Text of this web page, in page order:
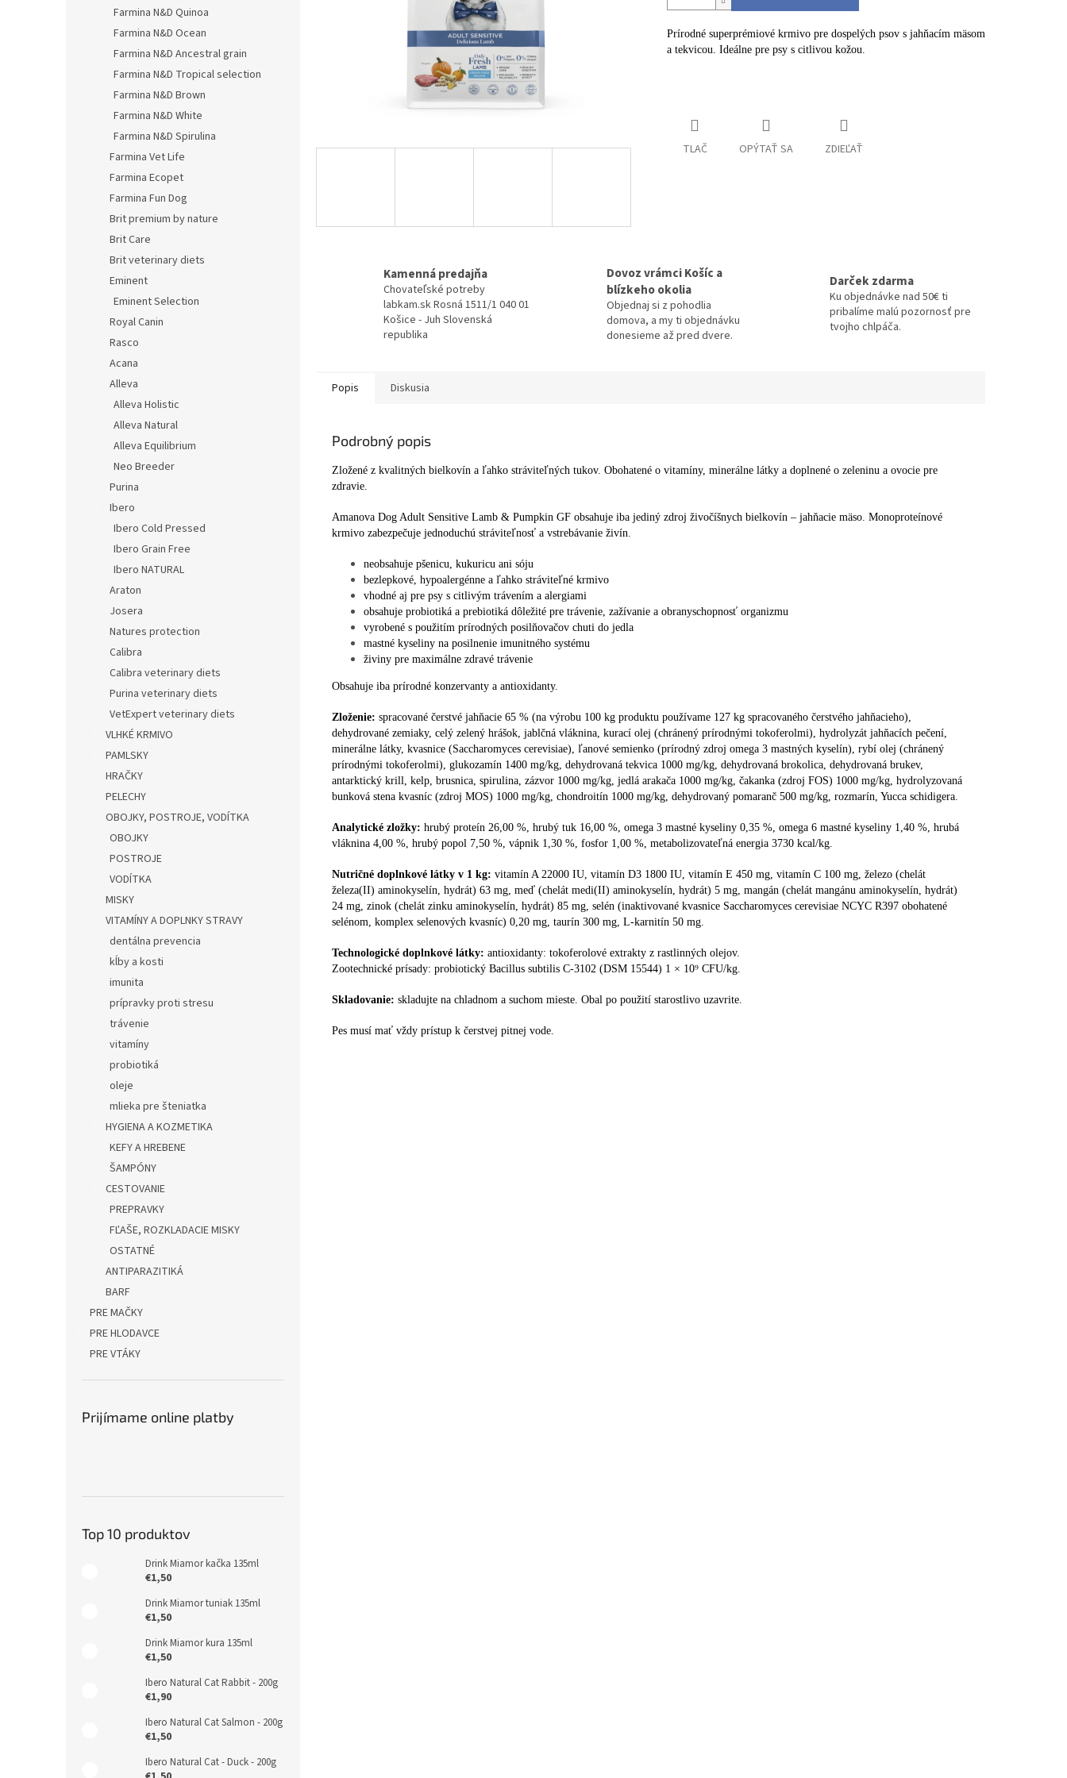
Farmina N&D Quinoa
Farmina N&D Ocean
Farmina N&D Ancestral grain
Farmina N&D Tropical selection
Farmina N&D Brown
Farmina N&D White
Farmina N&D Spirulina
Farmina Vet Life
Farmina Ecopet
Farmina Fun Dog
Brit premium by nature
Brit Care
Brit veterinary diets
Eminent
Eminent Selection
Royal Canin
Rasco
Acana
Alleva
Alleva Holistic
Alleva Natural
Alleva Equilibrium
Neo Breeder
Purina
Ibero
Ibero Cold Pressed
Ibero Grain Free
Ibero NATURAL
Araton
Josera
Natures protection
Calibra
Calibra veterinary diets
Purina veterinary diets
VetExpert veterinary diets
VLHKÉ KRMIVO
PAMLSKY
HRAČKY
PELECHY
OBOJKY, POSTROJE, VODÍTKA
OBOJKY
POSTROJE
VODÍTKA
MISKY
VITAMÍNY A DOPLNKY STRAVY
dentálna prevencia
kĺby a kosti
imunita
prípravky proti stresu
trávenie
vitamíny
probiotiká
oleje
mlieka pre šteniatka
HYGIENA A KOZMETIKA
KEFY A HREBENE
ŠAMPÓNY
CESTOVANIE
PREPRAVKY
FĽAŠE, ROZKLADACIE MISKY
OSTATNÉ
ANTIPARAZITIKÁ
BARF
PRE MAČKY
PRE HLODAVCE
PRE VTÁKY
Prijímame online platby
Top 10 produktov
Drink Miamor kačka 135ml
€1,50
Drink Miamor tuniak 135ml
€1,50
Drink Miamor kura 135ml
€1,50
Ibero Natural Cat Rabbit - 200g
€1,90
Ibero Natural Cat Salmon - 200g
€1,50
Ibero Natural Cat - Duck - 200g
Prírodné superprémiové krmivo pre dospelých psov s jahňacím mäsom
a tekvicou. Ideálne pre psy s citlivou kožou.
TLAČ OPÝTAŤ SA ZDIEĽAŤ
Kamenná predajňa
Chovateľské potreby
labkam.sk Rosná 1511/1 040 01
Košice - Juh Slovenská
republika
Dovoz vrámci Košíc a
blízkeho okolia
Objednaj si z pohodlia
domova, a my ti objednávku
donesieme až pred dvere.
Darček zdarma
Ku objednávke nad 50€ ti
pribalíme malú pozornosť pre
tvojho chlpáča.
Popis Diskusia
Podrobný popis
Zložené z kvalitných bielkovín a ľahko stráviteľných tukov. Obohatené o vitamíny, minerálne látky a doplnené o zeleninu a ovocie pre
zdravie.
Amanova Dog Adult Sensitive Lamb & Pumpkin GF obsahuje iba jediný zdroj živočíšnych bielkovín – jahňacie mäso. Monoproteínové
krmivo zabezpečuje jednoduchú stráviteľnosť a vstrebávanie živín.
neobsahuje pšenicu, kukuricu ani sóju
bezlepkové, hypoalergénne a ľahko stráviteľné krmivo
vhodné aj pre psy s citlivým trávením a alergiami
obsahuje probiotiká a prebiotiká dôležité pre trávenie, zažívanie a obranyschopnosť organizmu
vyrobené s použitím prírodných posilňovačov chuti do jedla
mastné kyseliny na posilnenie imunitného systému
živiny pre maximálne zdravé trávenie
Obsahuje iba prírodné konzervanty a antioxidanty.
Zloženie: spracované čerstvé jahňacie 65 % (na výrobu 100 kg produktu používame 127 kg spracovaného čerstvého jahňacieho),
dehydrované zemiaky, celý zelený hrášok, jablčná vláknina, kurací olej (chránený prírodnými tokoferolmi), hydrolyzát jahňacích pečení,
minerálne látky, kvasnice (Saccharomyces cerevisiae), ľanové semienko (prírodný zdroj omega 3 mastných kyselín), rybí olej (chránený
prírodnými tokoferolmi), glukozamín 1400 mg/kg, dehydrovaná tekvica 1000 mg/kg, dehydrovaná brokolica, dehydrovaná brukev,
antarktický krill, kelp, brusnica, spirulina, zázvor 1000 mg/kg, jedlá arakača 1000 mg/kg, čakanka (zdroj FOS) 1000 mg/kg, hydrolyzovaná
bunková stena kvasníc (zdroj MOS) 1000 mg/kg, chondroitín 1000 mg/kg, dehydrovaný pomaranč 500 mg/kg, rozmarín, Yucca schidigera.
Analytické zložky: hrubý proteín 26,00 %, hrubý tuk 16,00 %, omega 3 mastné kyseliny 0,35 %, omega 6 mastné kyseliny 1,40 %, hrubá
vláknina 4,00 %, hrubý popol 7,50 %, vápnik 1,30 %, fosfor 1,00 %, metabolizovateľná energia 3730 kcal/kg.
Nutričné doplnkové látky v 1 kg: vitamín A 22000 IU, vitamín D3 1800 IU, vitamín E 450 mg, vitamín C 100 mg, železo (chelát
železa(II) aminokyselín, hydrát) 63 mg, meď (chelát medi(II) aminokyselín, hydrát) 5 mg, mangán (chelát mangánu aminokyselín, hydrát)
24 mg, zinok (chelát zinku aminokyselín, hydrát) 85 mg, selén (inaktivované kvasnice Saccharomyces cerevisiae NCYC R397 obohatené
selénom, komplex selenových kvasníc) 0,20 mg, taurín 300 mg, L-karnitín 50 mg.
Technologické doplnkové látky: antioxidanty: tokoferolové extrakty z rastlinných olejov.
Zootechnické prísady: probiotický Bacillus subtilis C-3102 (DSM 15544) 1 × 10⁹ CFU/kg.
Skladovanie: skladujte na chladnom a suchom mieste. Obal po použití starostlivo uzavrite.
Pes musí mať vždy prístup k čerstvej pitnej vode.